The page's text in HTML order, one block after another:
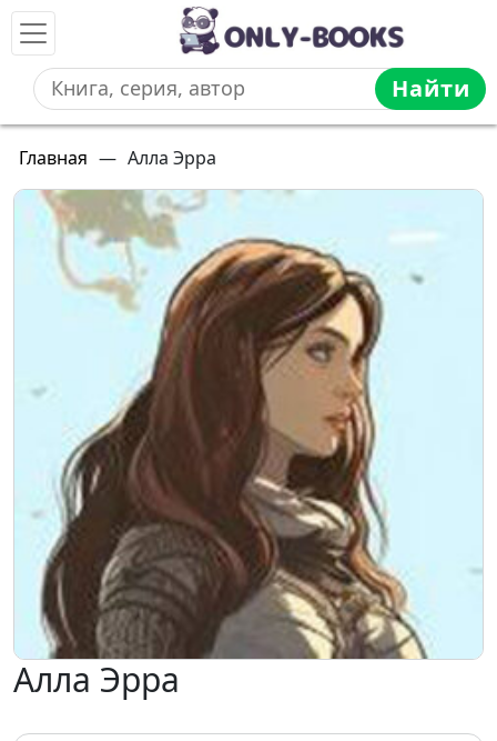
Найти
Главная — Алла Эрра
Алла Эрра